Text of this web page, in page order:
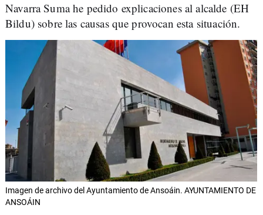
Navarra Suma he pedido explicaciones al alcalde (EH
Bildu) sobre las causas que provocan esta situación.
Imagen de archivo del Ayuntamiento de Ansoáin. AYUNTAMIENTO DE
ANSOÁIN